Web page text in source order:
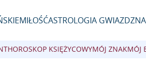
MIŁOŚĆASTROLOGIA GWIAZD
HOROSKOP KSIĘŻYCOWYMÓJ ZNAKMÓJ